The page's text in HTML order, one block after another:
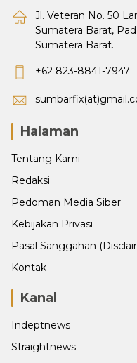
Jl. Veteran No. 50
Sumatera Barat,
Sumatera Barat.
+62 823-8841-7947
Halaman
Tentang Kami
Redaksi
Pedoman Media Siber
Kebijakan Privasi
Pasal Sanggahan
Kontak
Kanal
Indeptnews
Straightnews